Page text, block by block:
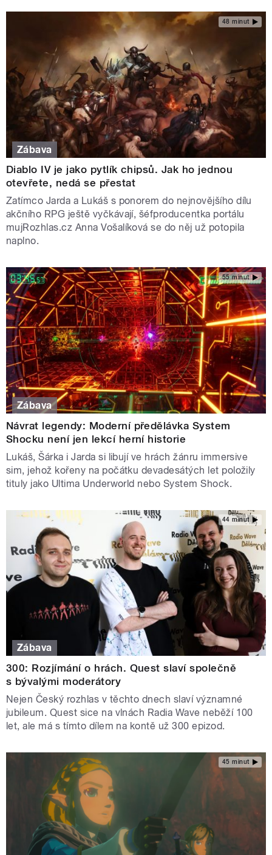
48 minut
Zábava
Diablo IV je jako pytlík chipsů. Jak ho jednou
otevřete, nedá se přestat
Zatímco Jarda a Lukáš s ponorem do nejnovějšího dílu
akčního RPG ještě vyčkávají, šéfproducentka portálu
mujRozhlas.cz Anna Vošalíková se do něj už potopila
naplno.
55 minut
Zábava
Návrat legendy: Moderní předělávka System
Shocku není jen lekcí herní historie
Lukáš, Šárka i Jarda si libují ve hrách žánru immersive
sim, jehož kořeny na počátku devadesátých let položily
tituly jako Ultima Underworld nebo System Shock.
44 minut
Zábava
300: Rozjímání o hrách. Quest slaví společně
s bývalými moderátory
Nejen Český rozhlas v těchto dnech slaví významné
jubileum. Quest sice na vlnách Radia Wave neběží 100
let, ale má s tímto dílem na kontě už 300 epizod.
45 minut